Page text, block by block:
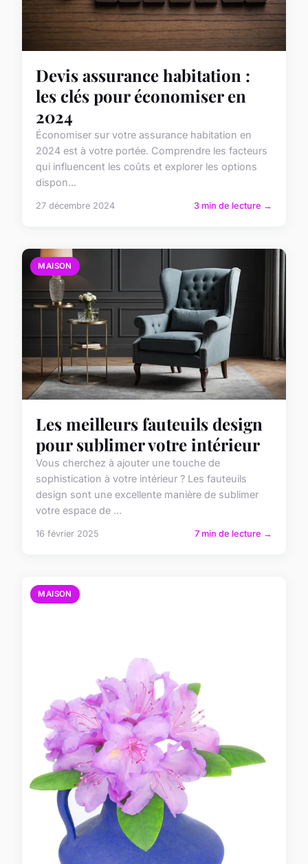
Devis assurance habitation :
les clés pour économiser en
2024
Économiser sur votre assurance habitation en
2024 est à votre portée. Comprendre les facteurs
qui influencent les coûts et explorer les options
dispon...
27 décembre 2024 3 min de lecture →
MAISON
Les meilleurs fauteuils design
pour sublimer votre intérieur
Vous cherchez à ajouter une touche de
sophistication à votre intérieur ? Les fauteuils
design sont une excellente manière de sublimer
votre espace de ...
16 février 2025 7 min de lecture →
MAISON